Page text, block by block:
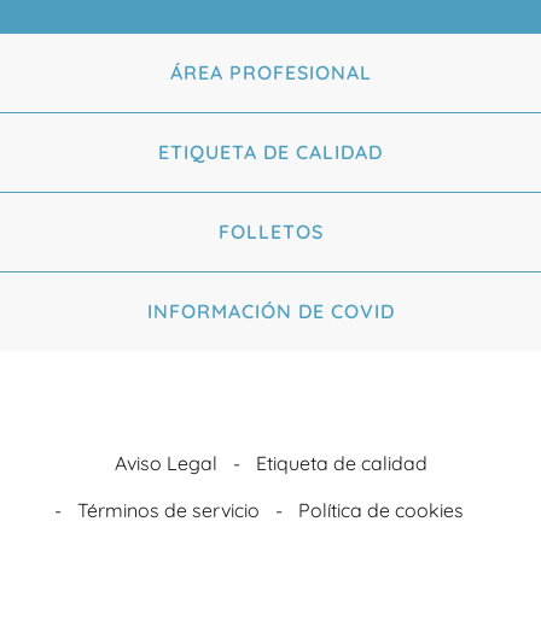
ÁREA PROFESIONAL
ETIQUETA DE CALIDAD
FOLLETOS
INFORMACIÓN DE COVID
Aviso Legal
Etiqueta de calidad
Términos de servicio
Política de cookies